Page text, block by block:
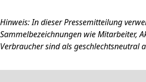
Hinweis: In dieser Pressemitteilung
Sammelbezeichnungen wie Mitarbeiter,
Verbraucher sind als geschlechtsneutral